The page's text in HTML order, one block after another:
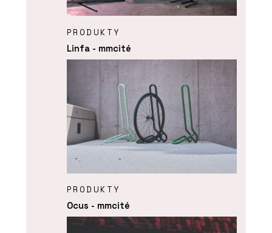
PRODUKTY
Linfa - mmcité
PRODUKTY
Ocus - mmcité